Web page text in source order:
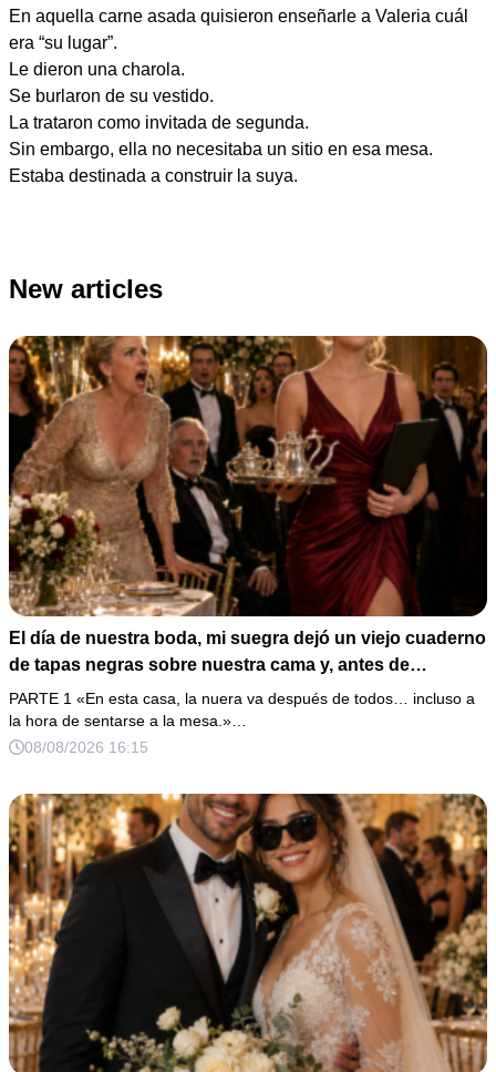
En aquella carne asada quisieron enseñarle a Valeria cuál
era “su lugar”.
Le dieron una charola.
Se burlaron de su vestido.
La trataron como invitada de segunda.
Sin embargo, ella no necesitaba un sitio en esa mesa.
Estaba destinada a construir la suya.
New articles
El día de nuestra boda, mi suegra dejó un viejo cuaderno
de tapas negras sobre nuestra cama y, antes de
marcharse, dijo: «En esta familia todos deben cumplir
una misma regla…».
PARTE 1 «En esta casa, la nuera va después de todos… incluso a
la hora de sentarse a la mesa.»…
08/08/2026 16:15